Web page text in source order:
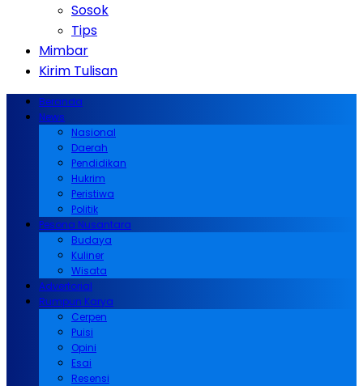
Sosok
Tips
Mimbar
Kirim Tulisan
Beranda
News
Nasional
Daerah
Pendidikan
Hukrim
Peristiwa
Politik
Pesona Nusantara
Budaya
Kuliner
Wisata
Advertorial
Rumpun Karya
Cerpen
Puisi
Opini
Esai
Resensi